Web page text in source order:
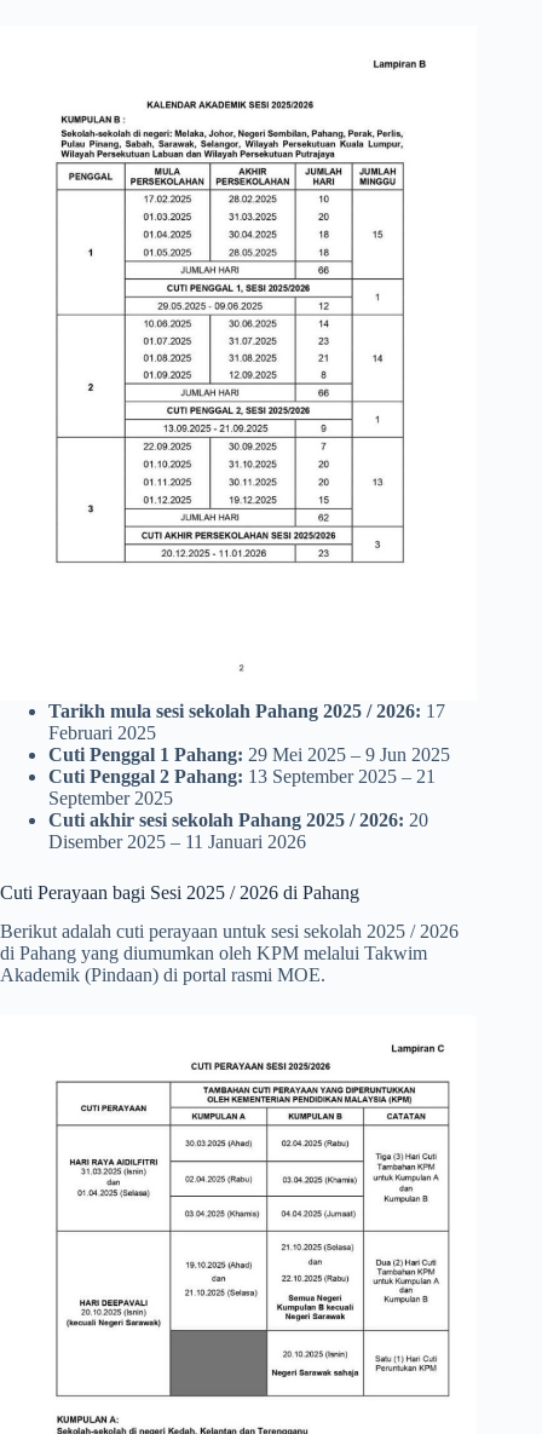
Tarikh mula sesi sekolah Pahang 2025 / 2026: 17
Februari 2025
Cuti Penggal 1 Pahang: 29 Mei 2025 – 9 Jun 2025
Cuti Penggal 2 Pahang: 13 September 2025 – 21
September 2025
Cuti akhir sesi sekolah Pahang 2025 / 2026: 20
Disember 2025 – 11 Januari 2026
Cuti Perayaan bagi Sesi 2025 / 2026 di Pahang
Berikut adalah cuti perayaan untuk sesi sekolah 2025 / 2026
di Pahang yang diumumkan oleh KPM melalui Takwim
Akademik (Pindaan) di portal rasmi MOE.